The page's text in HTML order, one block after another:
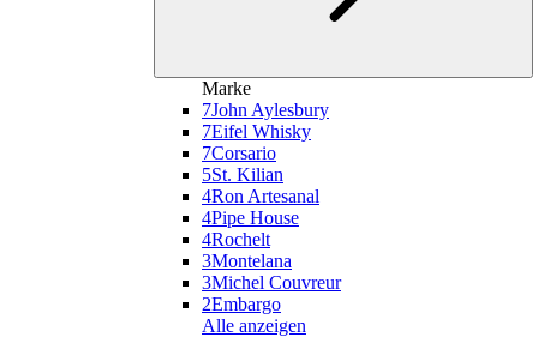
Marke
7John Aylesbury
7Eifel Whisky
7Corsario
5St. Kilian
4Ron Artesanal
4Pipe House
4Rochelt
3Montelana
3Michel Couvreur
2Embargo
Alle anzeigen